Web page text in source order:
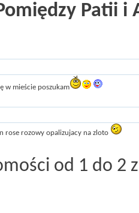
Patii i
w mieście poszukam
rose rozowy opalizujacy na zloto
od 1 do 2